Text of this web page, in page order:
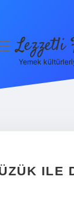
Lezzetli
Yemek
ILE